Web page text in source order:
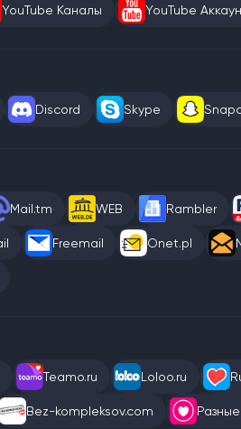
YouTube Каналы YouTube
Discord Skype
Mail.tm WEB Rambler
Freemail Onet.pl
Teamo.ru Loloo.ru
Bez-kompleksov.com